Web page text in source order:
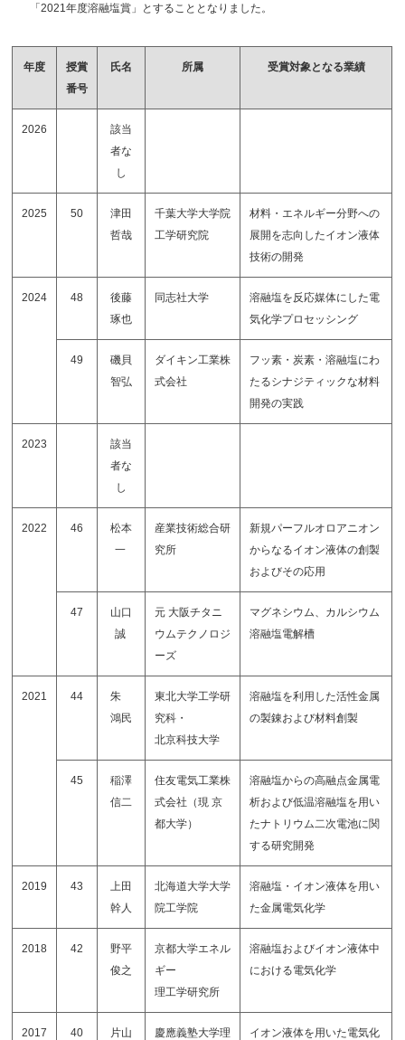
「2021年度溶融塩賞」とすることとなりました。
年度
授賞
番号
氏名 所属 受賞対象となる業績
2026
該当
者な
し
2025 50
津田
哲哉
千葉大学大学院
工学研究院
材料・エネルギー分野への
展開を志向したイオン液体
技術の開発
2024 48
後藤
琢也
同志社大学
溶融塩を反応媒体にした電
気化学プロセッシング
49
磯貝
智弘
ダイキン工業株
式会社
フッ素・炭素・溶融塩にわ
たるシナジティックな材料
開発の実践
2023
該当
者な
し
2022 46
松本
一
産業技術総合研
究所
新規パーフルオロアニオン
からなるイオン液体の創製
およびその応用
47
山口
誠
元 大阪チタニ
ウムテクノロジ
ーズ
マグネシウム、カルシウム
溶融塩電解槽
2021 44
朱
鴻民
東北大学工学研
究科・
北京科技大学
溶融塩を利用した活性金属
の製錬および材料創製
45
稲澤
信二
住友電気工業株
式会社（現 京
都大学）
溶融塩からの高融点金属電
析および低温溶融塩を用い
たナトリウム二次電池に関
する研究開発
2019 43
上田
幹人
北海道大学大学
院工学院
溶融塩・イオン液体を用い
た金属電気化学
2018 42
野平
俊之
京都大学エネル
ギー
理工学研究所
溶融塩およびイオン液体中
における電気化学
2017 40
片山
慶應義塾大学理
イオン液体を用いた電気化